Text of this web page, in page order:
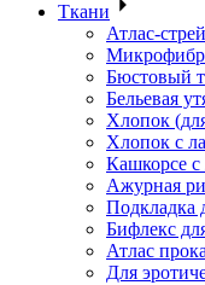
Ткани
Атлас-
Бюстовый
Бельевая
Хлопок
Хлопок с
Кашкорсе с
Ажурная
Подкладка
Бифлекс
Атлас
Для